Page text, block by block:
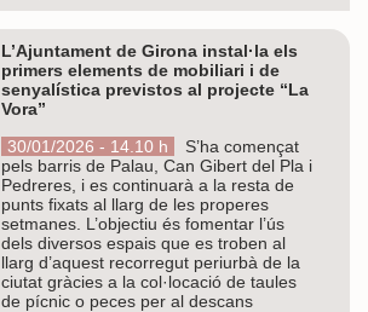
L’Ajuntament de Girona instal·la els
primers elements de mobiliari i de
senyalística previstos al projecte “La
Vora”
30/01/2026 - 14.10 h
S’ha començat
pels barris de Palau, Can Gibert del Pla i
Pedreres, i es continuarà a la resta de
punts fixats al llarg de les properes
setmanes. L’objectiu és fomentar l’ús
dels diversos espais que es troben al
llarg d’aquest recorregut periurbà de la
ciutat gràcies a la col·locació de taules
de pícnic o peces per al descans